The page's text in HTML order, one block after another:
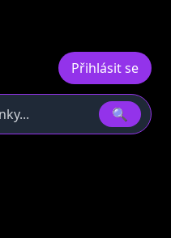
Přihlásit se
🔍